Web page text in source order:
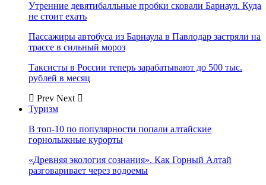
Утренние девятибалльные пробки сковали Барнаул. Куда
не стоит ехать
Пассажиры автобуса из Барнаула в Павлодар застряли на
трассе в сильный мороз
Таксисты в России теперь зарабатывают до 500 тыс.
рублей в месяц
Prev Next
Туризм
В топ-10 по популярности попали алтайские
горнолыжные курорты
«Древняя экология сознания». Как Горный Алтай
разговаривает через водоемы